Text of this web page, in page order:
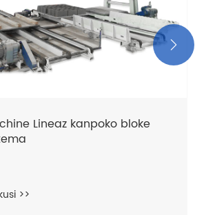
Lineaz kanpoko bloke
>>
